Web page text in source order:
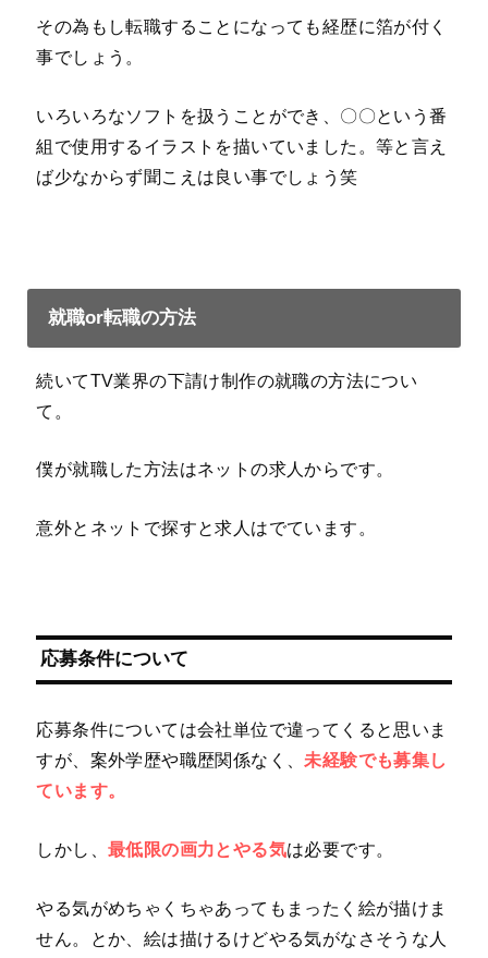
その為もし転職することになっても経歴に箔が付く
事でしょう。
いろいろなソフトを扱うことができ、〇〇という番
組で使用するイラストを描いていました。等と言え
ば少なからず聞こえは良い事でしょう笑
就職or転職の方法
続いてTV業界の下請け制作の就職の方法につい
て。
僕が就職した方法はネットの求人からです。
意外とネットで探すと求人はでています。
応募条件について
応募条件については会社単位で違ってくると思いま
すが、案外学歴や職歴関係なく、未経験でも募集し
ています。
しかし、最低限の画力とやる気は必要です。
やる気がめちゃくちゃあってもまったく絵が描けま
せん。とか、絵は描けるけどやる気がなさそうな人